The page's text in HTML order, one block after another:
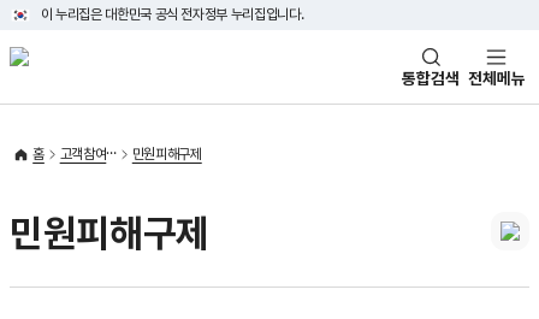
태극기
이 누리집은 대한민국 공식 전자정부 누리집입니다.
통합검색 전체메뉴
홈 고객참여 민원피해구제
민원피해구제